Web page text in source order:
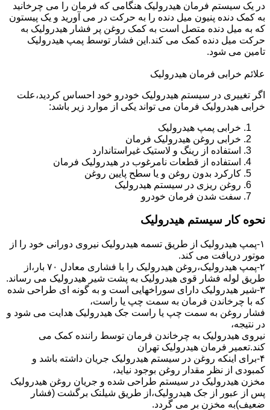
در یک سیستم فرمان هیدرولیک هنگامی که فرمان را می چرخانید
به کمک دنده پنیون میل دنده را به حرکت در می آورید و یک پیستون
که به میل دنده متصل است به کمک روغن پر فشار هیدرولیک به
حرکت میل دنده کمک می کند.این فشار توسط پمپ هیدرولیک
تامین می شود.
علائم خرابی فرمان هیدرولیک
اگر تغییری در سیستم هیدرولیک خودرو خود احساس کردید،علت
خرابی هیدرولیک فرمان می تواند یکی از موارد زیر باشد:
خرابی پمپ هیدرولیک
خرابی روغن هیدرولیک فرمان
استفاده از رینگ و لاستیک غیراستاندارد
استفاده از قطعات نامرغوب در هیدرولیک فرمان
کارکرد بدون روغن و یا سطح پایین روغن
روغن ریزی در سیستم هیدرولیک
سفت شدن فرمان خودرو
نحوه کار سیستم هیدرولیک
۱-پمپ هیدرولیک از طریق تسمه هیدرولیک نیروی دورانی خود را از
موتور دریافت می کند.
۲-پمپ هیدرولیک،روغن هیدرولیک را با فشاری معادل ۷۰ بار،از
طریق لوله فشار قوی هیدرولیک به پشت شیر هیدرولیک می رساند.
۳-شیر هیدرولیک دارای سوراخهایی است و به گونه ای طراحی شده
که با چرخاندن فرمان به سمت چپ یا راست،
فشار روغن به سمت چپ یا راست جک هیدرولیک هدایت می شود و
در نتیجه،
نیروی هیدرولیک به چرخاندن فرمان توسط راننده کمک می
کند.تعمیر فرمان هیدرولیک تهران
۴-برای اینکه روغن در سیستم هیدرولیک جریان داشته باشد و
کمبودی از نظر مقدار روغن بوجود نیاید،
مخزن هیدرولیک در سیستم طراحی شده و جریان روغن هیدرولیک
پس از عبور از جک هیدرولیک،از طریق شیلنک برگشت (فشار
ضعیف)به مخزن بر می گردد.